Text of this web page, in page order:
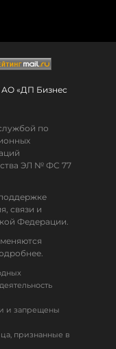
АО «ДП Бизнес
по
ЭЛ № ФС 77
связи и
Федерации.
и запрещены
признанные в